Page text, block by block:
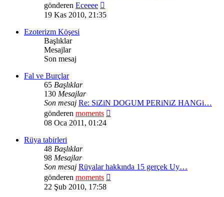
gönderen Eceeee
mesajı
19 Kas 2010, 21:35
Ezoterizm Köşesi
Başlıklar
Mesajlar
Son mesaj
Fal ve Burçlar
65 Başlıklar
130 Mesajlar
Son mesaj Re: SiZiN DOGUM PERiNiZ HANGi…
gönderen moments
08 Oca 2011, 01:24
Rüya tabirleri
48 Başlıklar
98 Mesajlar
Son mesaj Rüyalar hakkında 15 gerçek Uy…
gönderen moments
22 Şub 2010, 17:58